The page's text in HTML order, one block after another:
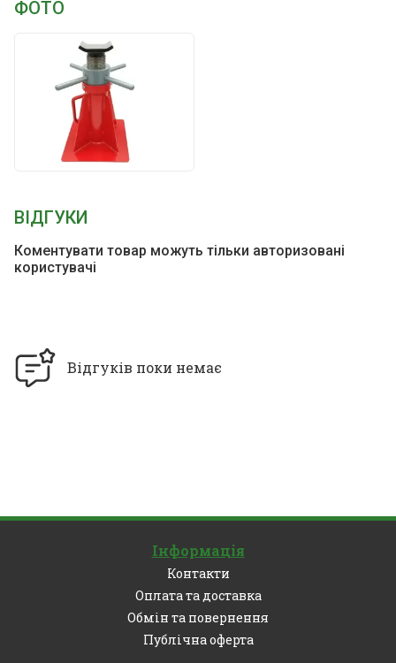
ФОТО
ВІДГУКИ
Коментувати товар можуть тільки авторизовані
користувачі
Відгуків поки немає
Інформація
Контакти
Оплата та доставка
Обмін та повернення
Публічна оферта